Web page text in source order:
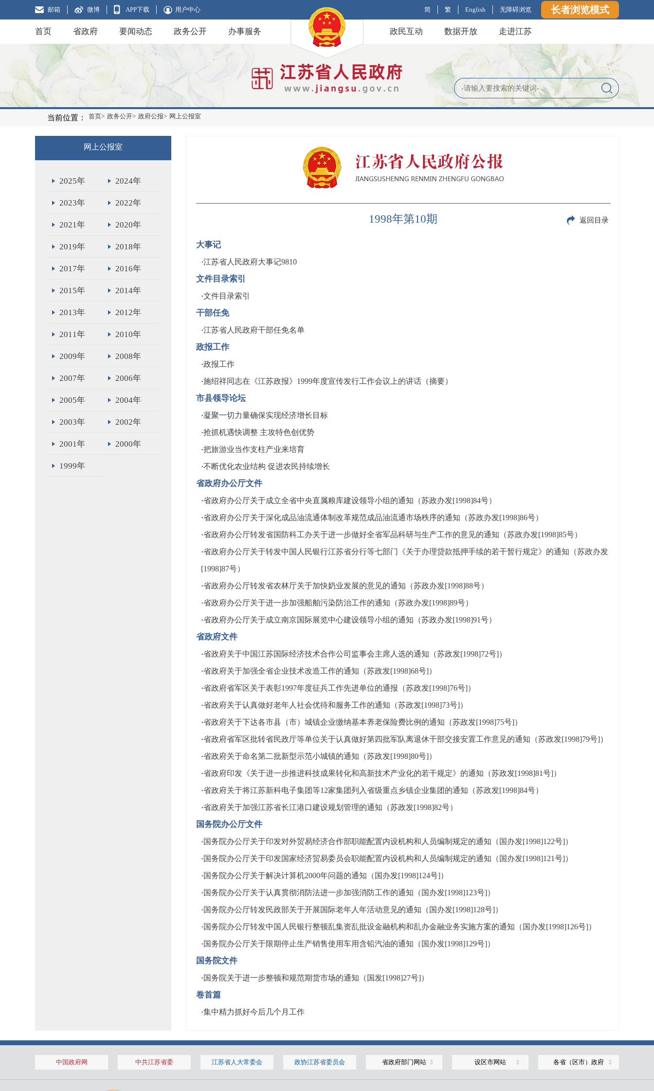
邮箱 微博 APP下载 用户中心 简 繁 English 无障碍浏览 长者浏览模式
首页 省政府 要闻动态 政务公开 办事服务 政民互动 数据开放 走进江苏
当前位置： 首页> 政务公开> 政府公报> 网上公报室
网上公报室
2025年 2024年
2023年 2022年
2021年 2020年
2019年 2018年
2017年 2016年
2015年 2014年
2013年 2012年
2011年 2010年
2009年 2008年
2007年 2006年
2005年 2004年
2003年 2002年
2001年 2000年
1999年
1998年第10期 返回目录
大事记
·江苏省人民政府大事记9810
文件目录索引
·文件目录索引
干部任免
·江苏省人民政府干部任免名单
政报工作
·政报工作
·施绍祥同志在《江苏政报》1999年度宣传发行工作会议上的讲话（摘要）
市县领导论坛
·凝聚一切力量确保实现经济增长目标
·抢抓机遇快调整 主攻特色创优势
·把旅游业当作支柱产业来培育
·不断优化农业结构 促进农民持续增长
省政府办公厅文件
·省政府办公厅关于成立全省中央直属粮库建设领导小组的通知（苏政办发[1998]84号）
·省政府办公厅关于深化成品油流通体制改革规范成品油流通市场秩序的通知（苏政办发[1998]86号）
·省政府办公厅转发省国防科工办关于进一步做好全省军品科研与生产工作的意见的通知（苏政办发[1998]85号）
·省政府办公厅关于转发中国人民银行江苏省分行等七部门《关于办理贷款抵押手续的若干暂行规定》的通知（苏政办发
[1998]87号）
·省政府办公厅转发省农林厅关于加快奶业发展的意见的通知（苏政办发[1998]88号）
·省政府办公厅关于进一步加强船舶污染防治工作的通知（苏政办发[1998]89号）
·省政府办公厅关于成立南京国际展览中心建设领导小组的通知（苏政办发[1998]91号）
省政府文件
·省政府关于中国江苏国际经济技术合作公司监事会主席人选的通知（苏政发[1998]72号]）
·省政府关于加强全省企业技术改造工作的通知（苏政发[1998]68号]）
·省政府省军区关于表彰1997年度征兵工作先进单位的通报（苏政发[1998]76号]）
·省政府关于认真做好老年人社会优待和服务工作的通知（苏政发[1998]73号]）
·省政府关于下达各市县（市）城镇企业缴纳基本养老保险费比例的通知（苏政发[1998]75号]）
·省政府省军区批转省民政厅等单位关于认真做好第四批军队离退休干部交接安置工作意见的通知（苏政发[1998]79号]）
·省政府关于命名第二批新型示范小城镇的通知（苏政发[1998]80号]）
·省政府印发《关于进一步推进科技成果转化和高新技术产业化的若干规定》的通知（苏政发[1998]81号]）
·省政府关于将江苏新科电子集团等12家集团列入省级重点乡镇企业集团的通知（苏政发[1998]84号）
·省政府关于加强江苏省长江港口建设规划管理的通知（苏政发[1998]82号）
国务院办公厅文件
·国务院办公厅关于印发对外贸易经济合作部职能配置内设机构和人员编制规定的通知（国办发[1998]122号]）
·国务院办公厅关于印发国家经济贸易委员会职能配置内设机构和人员编制规定的通知（国办发[1998]121号]）
·国务院办公厅关于解决计算机2000年问题的通知（国办发[1998]124号]）
·国务院办公厅关于认真贯彻消防法进一步加强消防工作的通知（国办发[1998]123号]）
·国务院办公厅转发民政部关于开展国际老年人年活动意见的通知（国办发[1998]128号]）
·国务院办公厅转发中国人民银行整顿乱集资乱批设金融机构和乱办金融业务实施方案的通知（国办发[1998]126号]）
·国务院办公厅关于限期停止生产销售使用车用含铅汽油的通知（国办发[1998]129号]）
国务院文件
·国务院关于进一步整顿和规范期货市场的通知（国发[1998]27号]）
卷首篇
·集中精力抓好今后几个月工作
中国政府网 中共江苏省委 江苏省人大常委会 政协江苏省委员会 省政府部门网站 设区市网站 各省（区市）政府